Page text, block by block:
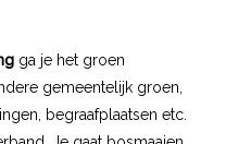
ga je het groen
gemeentelijk groen,
begraafplaatsen etc.